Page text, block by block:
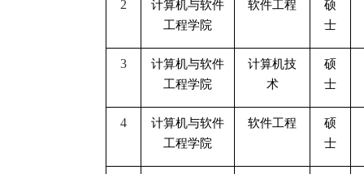
2
计算机与软件
工程学院
软件工程
硕
士
3
计算机与软件
工程学院
计算机技
术
硕
士
4
计算机与软件
工程学院
软件工程
硕
士